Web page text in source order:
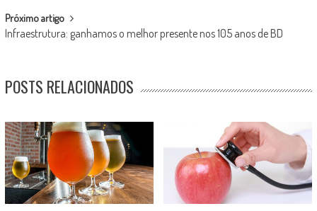
Próximo artigo
Infraestrutura: ganhamos o melhor presente nos 105 anos de BD
POSTS RELACIONADOS